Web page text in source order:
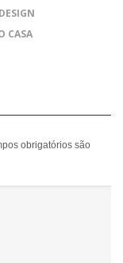
DESIGN
CASA
obrigatórios são